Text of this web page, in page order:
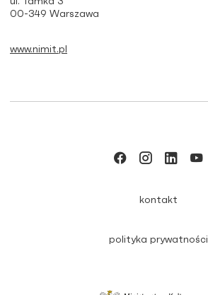
00-349 Warszawa
www.nimit.pl
kontakt
polityka prywatności